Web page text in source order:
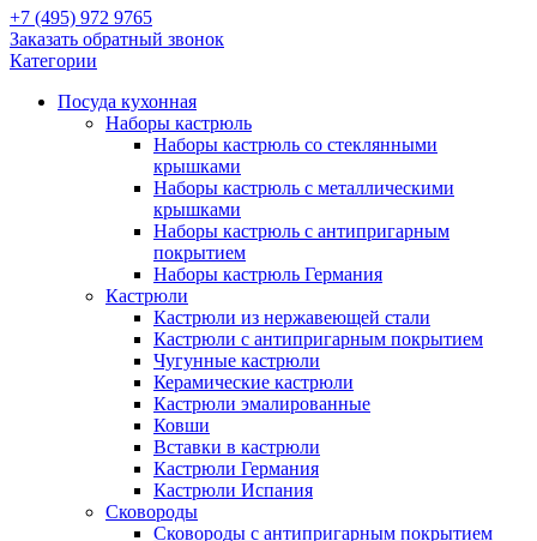
+7 (495) 972 9765
Заказать обратный звонок
Категории
Посуда кухонная
Наборы кастрюль
Наборы кастрюль со стеклянными
крышками
Наборы кастрюль с металлическими
крышками
Наборы кастрюль с антипригарным
покрытием
Наборы кастрюль Германия
Кастрюли
Кастрюли из нержавеющей стали
Кастрюли с антипригарным покрытием
Чугунные кастрюли
Керамические кастрюли
Кастрюли эмалированные
Ковши
Вставки в кастрюли
Кастрюли Германия
Кастрюли Испания
Сковороды
Сковороды с антипригарным покрытием